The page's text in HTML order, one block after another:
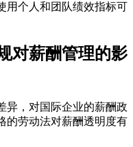
用个人和团队绩效指标可
对薪酬管理的影
异，对国际企业的薪酬政
的劳动法对薪酬透明度有